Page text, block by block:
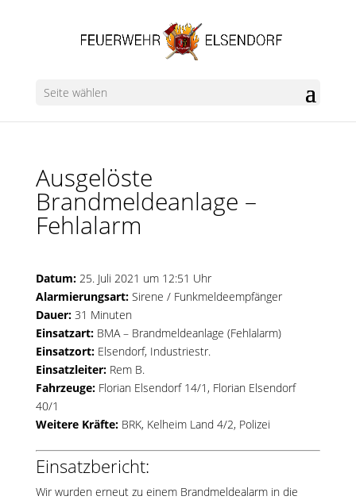
Seite wählen
Ausgelöste
Brandmeldeanlage –
Fehlalarm
Datum:25. Juli 2021 um 12:51 Uhr
Alarmierungsart:Sirene / Funkmeldeempfänger
Dauer:31 Minuten
Einsatzart:BMA – Brandmeldeanlage (Fehlalarm)
Einsatzort:Elsendorf, Industriestr.
Einsatzleiter:Rem B.
Fahrzeuge: Florian Elsendorf 14/1 , Florian Elsendorf
40/1
Weitere Kräfte:BRK, Kelheim Land 4/2, Polizei
Einsatzbericht:
Wir wurden erneut zu einem Brandmeldealarm in die